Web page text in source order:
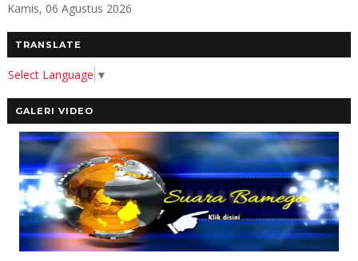
Kamis, 06 Agustus 2026
TRANSLATE
Select Language ▼
GALERI VIDEO